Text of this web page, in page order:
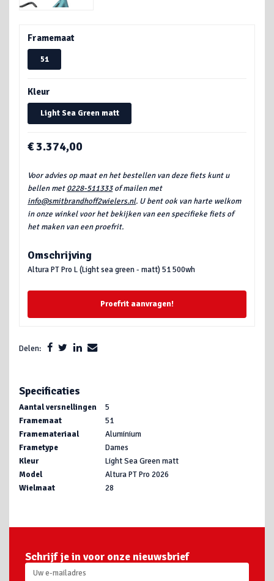
Framemaat
51
Kleur
Light Sea Green matt
€ 3.374,00
Voor advies op maat en het bestellen van deze fiets kunt u
bellen met0228-511333of mailen met
info@smitbrandhoff2wielers.nl. U bent ook van harte welkom
in onze winkel voor het bekijken van een specifieke fiets of
het maken van een proefrit.
Omschrijving
Altura PT Pro L (Light sea green - matt) 51 500wh
Proefrit aanvragen!
Delen:
Specificaties
Aantal versnellingen
5
Framemaat
51
Framemateriaal
Aluminium
Frametype
Dames
Kleur
Light Sea Green matt
Model
Altura PT Pro 2026
Wielmaat
28
Schrijf je in voor onze nieuwsbrief